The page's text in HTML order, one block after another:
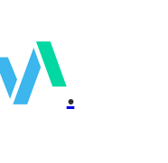
.